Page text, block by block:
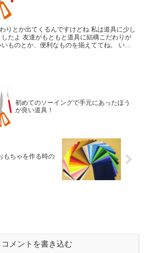
りとか出てくるんですけどね 私は道具に少し
たよ 友達がもともと道具に結構こだわりが
ものとか、便利なものを揃えててね。 いい
初めてのソーイングで手元にあったほう
が良い道具！
もちゃを作る時の
コメントを書き込む